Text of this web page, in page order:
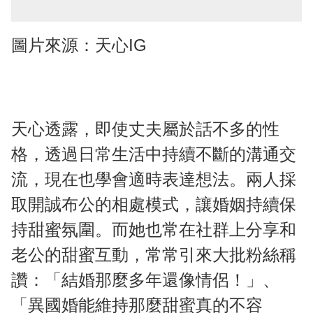
圖片來源：天心IG
天心透露，即使丈夫屬於話不多的性
格，透過日常生活中持續不斷的溝通交
流，現在也學會適時表達想法。兩人採
取開誠布公的相處模式，讓婚姻持續保
持甜蜜氛圍。而她也常在社群上分享和
老公的甜蜜互動，常常引來大批粉絲稱
讚：「結婚那麼多年還像情侶！」、
「異國婚能維持那麼甜蜜真的不容